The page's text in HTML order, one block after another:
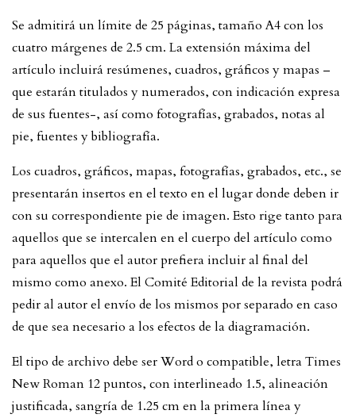
Se admitirá un límite de 25 páginas, tamaño A4 con los
cuatro márgenes de 2.5 cm. La extensión máxima del
artículo incluirá resúmenes, cuadros, gráficos y mapas –
que estarán titulados y numerados, con indicación expresa
de sus fuentes-, así como fotografías, grabados, notas al
pie, fuentes y bibliografía.
Los cuadros, gráficos, mapas, fotografías, grabados, etc., se
presentarán insertos en el texto en el lugar donde deben ir
con su correspondiente pie de imagen. Esto rige tanto para
aquellos que se intercalen en el cuerpo del artículo como
para aquellos que el autor prefiera incluir al final del
mismo como anexo. El Comité Editorial de la revista podrá
pedir al autor el envío de los mismos por separado en caso
de que sea necesario a los efectos de la diagramación.
El tipo de archivo debe ser Word o compatible, letra Times
New Roman 12 puntos, con interlineado 1.5, alineación
justificada, sangría de 1.25 cm en la primera línea y